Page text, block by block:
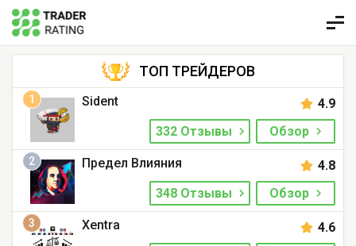
ТОП ТРЕЙДЕРОВ
1 Sident
4.9
332 Отзывы
Обзор
2 Предел Влияния
4.8
348 Отзывы
Обзор
3 Xentra
4.6